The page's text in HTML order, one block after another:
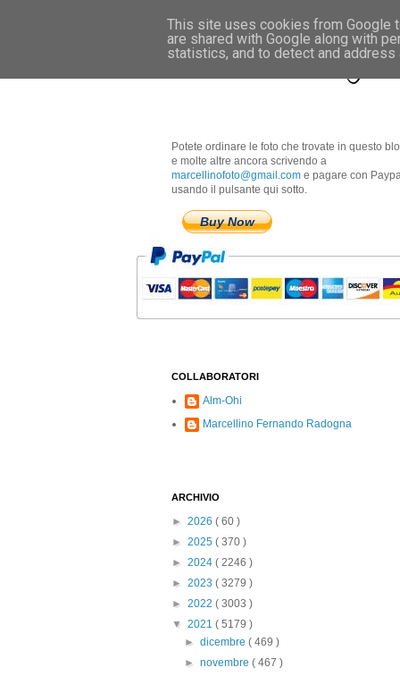
Marcellino
Potete ordinare le foto che trovate in questo
e molte altre ancora scrivendo a
marcellinofoto@gmail.com e pagare con
usando il pulsante qui sotto.
Buy Now
COLLABORATORI
Alm-Ohi
Marcellino Fernando Radogna
ARCHIVIO
► 2026 ( 60 )
► 2025 ( 370 )
► 2024 ( 2246 )
► 2023 ( 3279 )
► 2022 ( 3003 )
▼ 2021 ( 5179 )
►dicembre( 469 )
►novembre( 467 )
This site uses cookies from Google
are shared with Google along with
statistics, and to detect and address